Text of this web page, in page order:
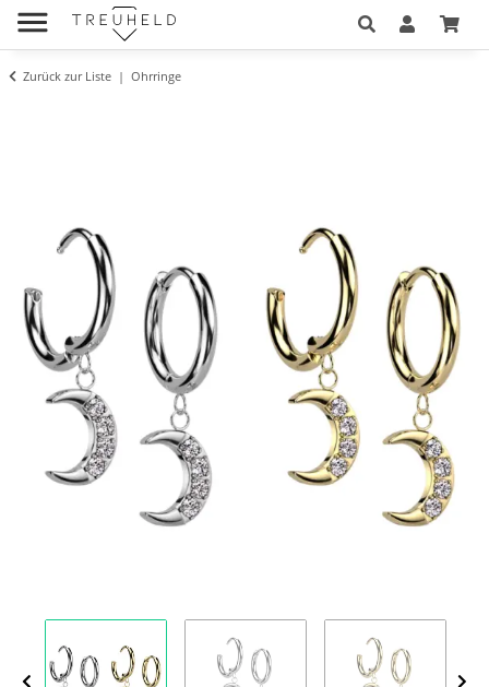
Zurück zur Liste Ohrringe